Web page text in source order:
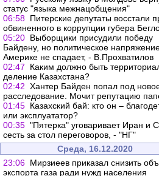
статус "языка межнацобщения"
06:58 Питерские депутаты восстали
обвиненного в коррупции губера
05:20 Выборщики присудили победу
Байдену, но политическое
Америке не спадает, - В.Прохватилов
02:47
Каким должно быть
деление Казахстана?
02:42 Хантер Байден попал под
расследование. Мочит репутацию
01:45 Казахский бай: кто он –
или эксплуататор?
00:35 "Пятерка" уговаривает Иран и
сесть за стол переговоров, - "НГ"
Среда, 16.12.2020
23:06 Мирзиеев приказал снизить
экспорта газа ради нужд населения